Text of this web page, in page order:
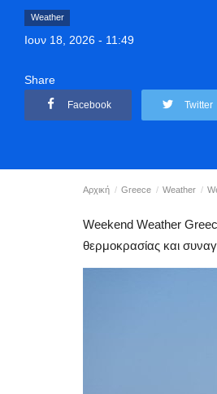
Weather
Ιουν 18, 2026 - 11:49
Share
Facebook Twitter
Αρχική Greece Weather
Weekend Weather
θερμοκρασίας και